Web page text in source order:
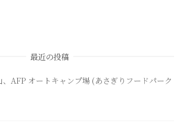
最近の投稿
AFP オートキャンプ場 (あさぎりフードパーク